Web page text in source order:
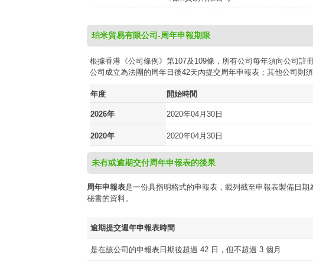
珀米貿易有限公司-周年申報期限
根據香港《公司條例》第107及109條，所有公司每年須向公司
公司成立為法團的周年日後42天內提交周年申報表；其他公司則
年度 開始時間
2026年 2020年04月30日
2020年 2020年04月30日
未有或逾期交付周年申報表的後果
周年申報表是一份具指明格式的申報表，載列截至申報表製備日
秘書的資料。
逾期提交週年申報表時間
是在該公司的申報表日期後超過 42 日，但不超過 3 個月